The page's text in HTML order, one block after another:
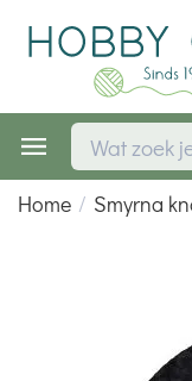
Home / Smyrna